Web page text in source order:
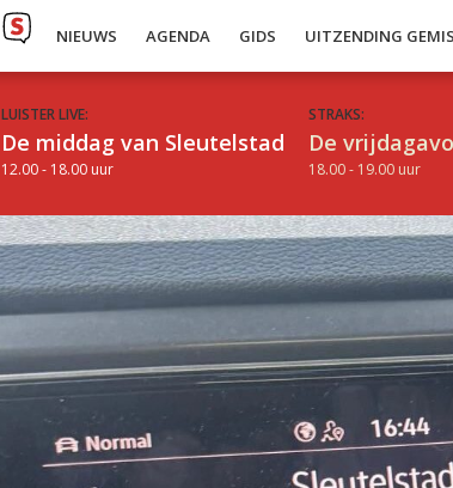
NIEUWS AGENDA GIDS UITZENDING
LUISTER LIVE:
De middag van Sleutelstad
12.00 - 18.00 uur
STRAKS:
De
18.00 - 19.00 uur